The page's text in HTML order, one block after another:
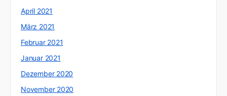
April 2021
März 2021
Februar 2021
Januar 2021
Dezember 2020
November 2020